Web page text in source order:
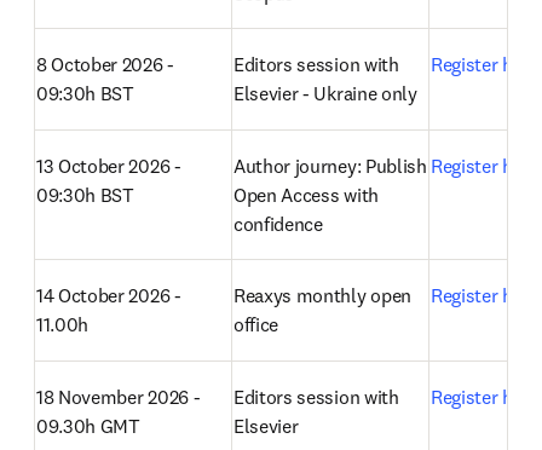
8 October 2026 -
09:30h BST
Editors session with
Elsevier - Ukraine only
Register here
13 October 2026 -
09:30h BST
Author journey: Publish
Open Access with
confidence
Register here
14 October 2026 -
11.00h
Reaxys monthly open
office
Register here
18 November 2026 -
09.30h GMT
Editors session with
Elsevier
Register here